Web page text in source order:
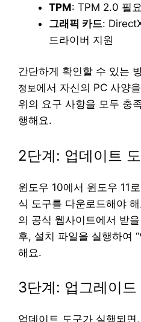
TPM: TPM 2.0 필요
그래픽 카드:
드라이버 지원
간단하게 확인할 수 있는
정보에서 자신의 PC 사양
위의 요구 사항을 모두 충
행해요.
2단계: 업데이트
윈도우 10에서 윈도우 11
식 도구를 다운로드해야
의 공식 웹사이트에서 받
후, 설치 파일을 실행하여
해요.
3단계: 업그레이
업데이트 도구가 실행되면